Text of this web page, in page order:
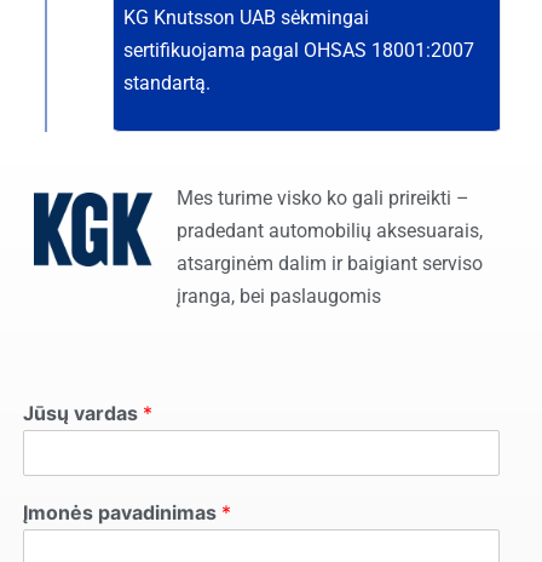
KG Knutsson UAB sėkmingai
sertifikuojama pagal OHSAS 18001:2007
standartą.
Mes turime visko ko gali prireikti –
pradedant automobilių aksesuarais,
atsarginėm dalim ir baigiant serviso
įranga, bei paslaugomis
Jūsų vardas *
Įmonės pavadinimas *